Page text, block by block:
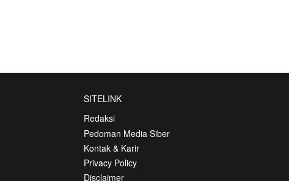
SITELINK
Redaksi
Pedoman Media Siber
Kontak & Karir
Privacy Policy
Disclaimer